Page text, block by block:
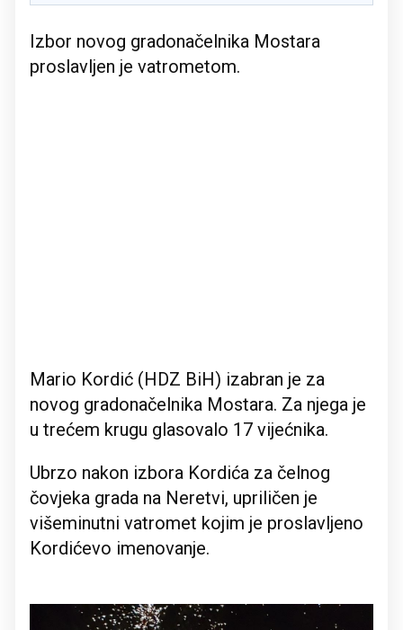
Izbor novog gradonačelnika Mostara
proslavljen je vatrometom.
Mario Kordić (HDZ BiH) izabran je za
novog gradonačelnika Mostara. Za njega je
u trećem krugu glasovalo 17 vijećnika.
Ubrzo nakon izbora Kordića za čelnog
čovjeka grada na Neretvi, upriličen je
višeminutni vatromet kojim je proslavljeno
Kordićevo imenovanje.